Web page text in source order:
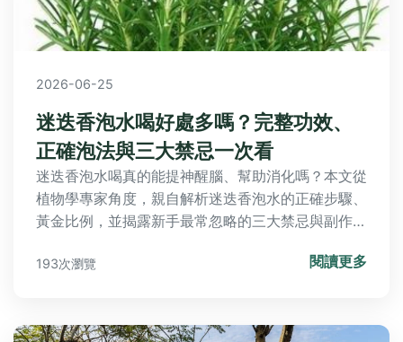
2026-06-25
迷迭香泡水喝好處多嗎？完整功效、
正確泡法與三大禁忌一次看
迷迭香泡水喝真的能提神醒腦、幫助消化嗎？本文從
植物學專家角度，親自解析迷迭香泡水的正確步驟、
黃金比例，並揭露新手最常忽略的三大禁忌與副作
193次瀏覽 閱讀更多